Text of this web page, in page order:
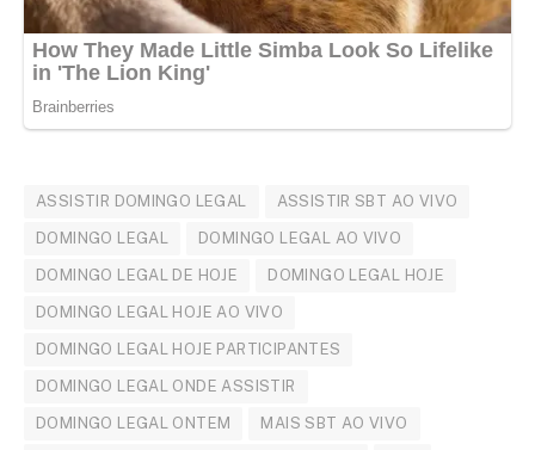
ASSISTIR DOMINGO LEGAL ASSISTIR SBT AO VIVO
DOMINGO LEGAL DOMINGO LEGAL AO VIVO
DOMINGO LEGAL DE HOJE DOMINGO LEGAL HOJE
DOMINGO LEGAL HOJE AO VIVO
DOMINGO LEGAL HOJE PARTICIPANTES
DOMINGO LEGAL ONDE ASSISTIR
DOMINGO LEGAL ONTEM MAIS SBT AO VIVO